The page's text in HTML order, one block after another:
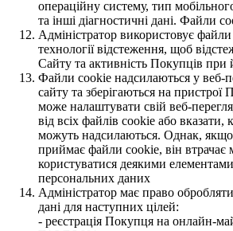
операційну систему, тип
та інші діагностичні дані. Файли
Адміністратор використовує файли
технології відстеження, щоб
Сайту та активність Покупців при
Файли cookie надсилаються у веб-
сайту та зберігаються на
може налаштувати свій веб-
від всіх файлів cookie або
можуть надсилаються. Однак,
приймає файли cookie, він втрачає
користуватися деякими
персональних даних
Адміністратор має право обробляти
дані для наступних цілей:
- реєстрація Покупця на онлайн-